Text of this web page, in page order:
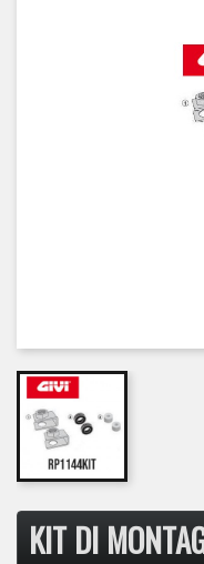
KIT DI